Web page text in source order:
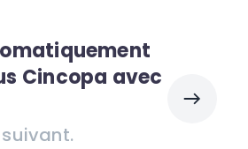
Cincopa avec